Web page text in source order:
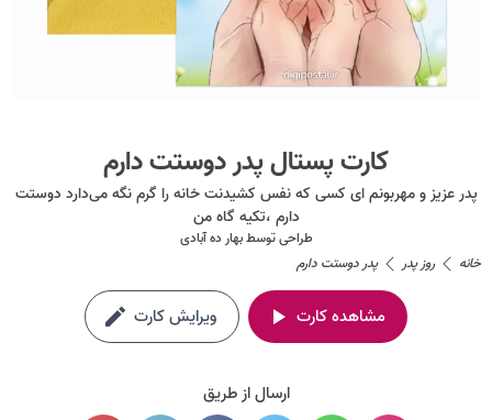
کارت پستال پدر دوستت دارم
پدر عزیز و مهربونم ای کسی که نفس کشیدنت خانه را گرم نگه می‌دارد دوستت
دارم ،تکیه گاه من
طراحی توسطبهار ده آبادی
خانه
روز پدر پدر دوستت دارم
مشاهده کارت ویرایش کارت
ارسال از طریق